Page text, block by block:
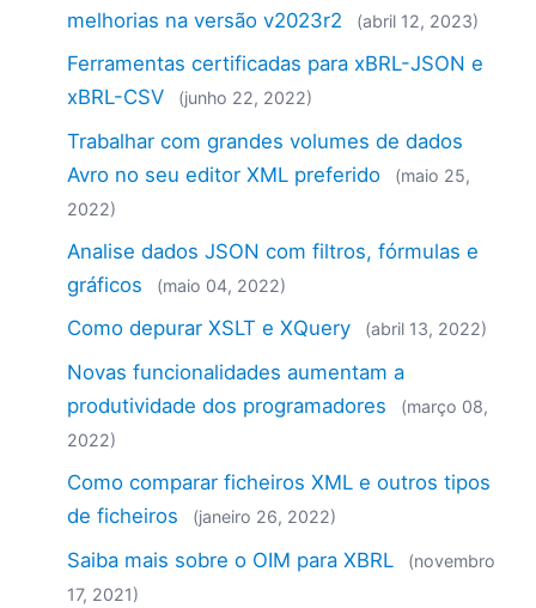
melhorias na versão v2023r2
(abril 12, 2023)
Ferramentas certificadas para xBRL-JSON e
xBRL-CSV
(junho 22, 2022)
Trabalhar com grandes volumes de dados
Avro no seu editor XML preferido
(maio 25,
2022)
Analise dados JSON com filtros, fórmulas e
gráficos
(maio 04, 2022)
Como depurar XSLT e XQuery (abril 13, 2022)
Novas funcionalidades aumentam a
produtividade dos programadores
(março 08,
2022)
Como comparar ficheiros XML e outros tipos
de ficheiros
(janeiro 26, 2022)
Saiba mais sobre o OIM para XBRL
(novembro
17, 2021)